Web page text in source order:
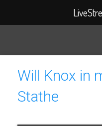
Will Knox in
Stathe